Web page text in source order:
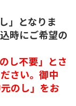
」となりま
時にご希望の
し不要」とさ
さい。御中
のし」をお